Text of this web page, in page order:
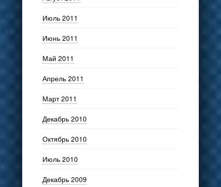
Июль 2011
Июнь 2011
Май 2011
Апрель 2011
Март 2011
Декабрь 2010
Октябрь 2010
Июль 2010
Декабрь 2009